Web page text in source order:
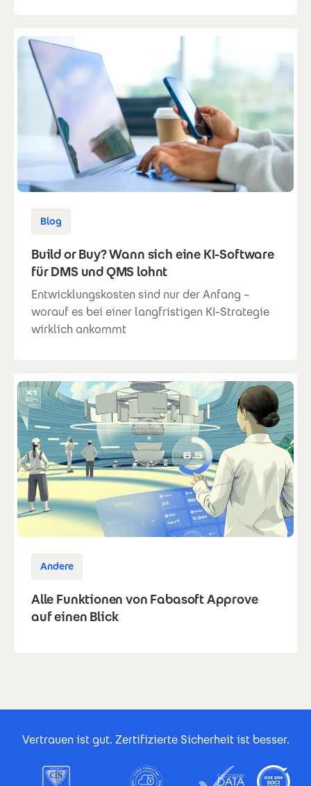
Blog
Build or Buy? Wann sich eine KI-Software
für DMS und QMS lohnt
Entwicklungskosten sind nur der Anfang –
worauf es bei einer langfristigen KI-Strategie
wirklich ankommt
Andere
Alle Funktionen von Fabasoft Approve
auf einen Blick
Vertrauen ist gut. Zertifizierte Sicherheit ist besser.